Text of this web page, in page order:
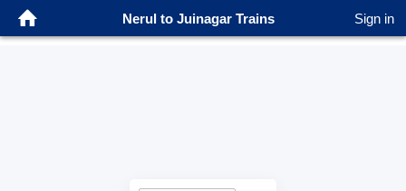
Nerul to Juinagar Trains Sign in